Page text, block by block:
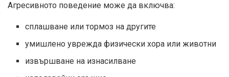
Агресивното поведение може да включва:
сплашване или тормоз на другите
умишлено уврежда физически хора или животни
извършване на изнасилване